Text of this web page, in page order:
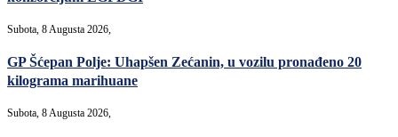
Subota, 8 Augusta 2026,
GP Šćepan Polje: Uhapšen Zećanin, u vozilu pronađeno 20
kilograma marihuane
Subota, 8 Augusta 2026,